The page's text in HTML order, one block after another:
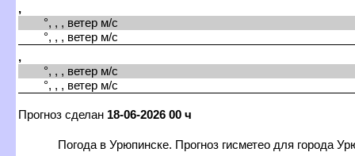
,
°, , , ветер м/с
°, , , ветер м/с
,
°, , , ветер м/с
°, , , ветер м/с
Прогноз сделан 18-06-2026 00 ч
Погода в Урюпинске. Прогноз гисметео для города